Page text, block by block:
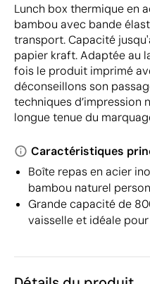
Lunch box thermique en
bambou avec bande
transport. Capacité
papier kraft. Adaptée au
fois le produit imprimé
déconseillons son
techniques d’impression
longue tenue du
Caractéristiques
Boîte repas en acier
bambou naturel
Grande capacité de
vaisselle et idéale